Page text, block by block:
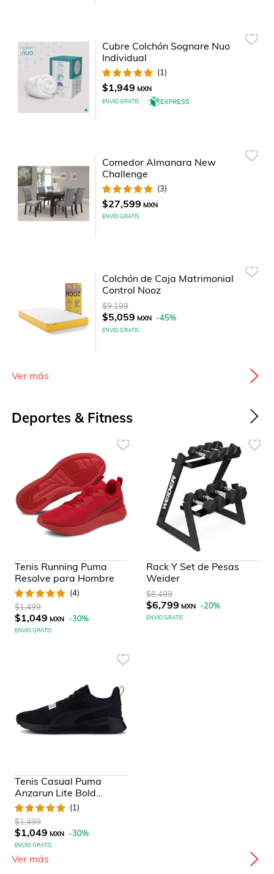
Cubre Colchón Sognare Nuo
Individual
(1)
$1,949 MXN
ENVÍO GRATIS
Comedor Almanara New
Challenge
(3)
$27,599 MXN
ENVÍO GRATIS
Colchón de Caja Matrimonial
Control Nooz
$9,199
$5,059 MXN -45%
ENVÍO GRATIS
Ver más
Deportes & Fitness
Tenis Running Puma
Resolve para Hombre
(4)
$1,499
$1,049 MXN -30%
ENVÍO GRATIS
Rack Y Set de Pesas
Weider
$8,499
$6,799 MXN -20%
ENVÍO GRATIS
Tenis Casual Puma
Anzarun Lite Bold
37236201 para Hombre
(1)
$1,499
$1,049 MXN -30%
ENVÍO GRATIS
Ver más